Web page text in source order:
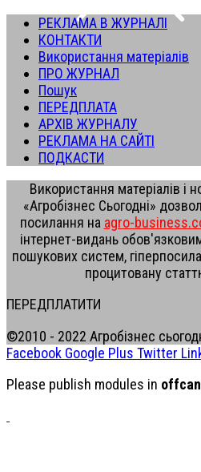
РЕКЛАМА В ЖУРНАЛІ
КОНТАКТИ
Використання матеріалів
ПРО ЖУРНАЛ
Пошук
ПЕРЕДПЛАТА
АРХІВ ЖУРНАЛУ
РЕКЛАМА НА САЙТІ
ПОДКАСТИ
Використання матеріалів і
«Агробізнес Сьогодні»
посилання на agro-
інтернет-видань
пошукових систем,
процитовану
ПЕРЕДПЛАТИТИ
©2010 - 2022 Агробізнес
Facebook Google Plus Twitter
Please publish modules in